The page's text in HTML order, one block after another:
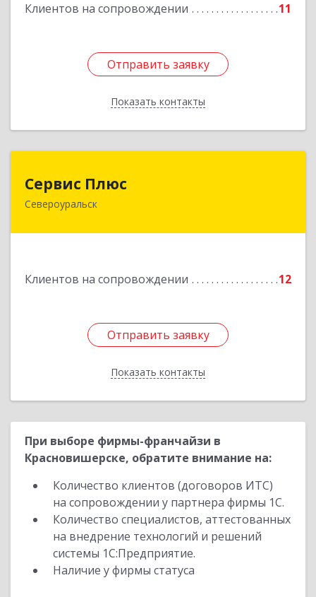
Клиентов на сопровождении 11
Отправить заявку
Показать контакты
Подробнее
Отправить заявку
Назад
Сервис Плюс
Североуральск
Клиентов на сопровождении 12
Отправить заявку
Показать контакты
624480, Свердловская обл, Североуральск г,
Отправить заявку
Назад
При выборе фирмы-франчайзи в
Красновишерске, обратите внимание на:
Количество клиентов (договоров ИТС)
на сопровождении у партнера фирмы 1С.
Количество специалистов, аттестованных
на внедрение технологий и решений
системы 1С:Предприятие.
Наличие у фирмы статуса